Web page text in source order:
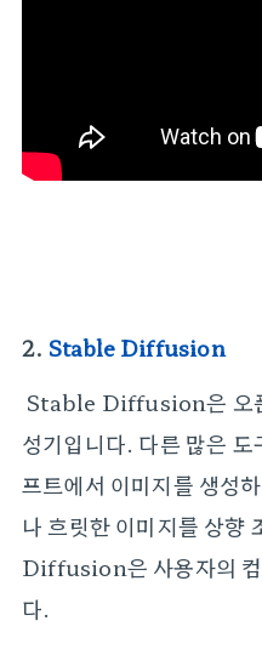
2. Stable Diffusion
Stable Diffusion은 오
성기입니다. 다른 많은
프트에서 이미지를 생성
나 흐릿한 이미지를 상
Diffusion은 사용자의 컴
다.